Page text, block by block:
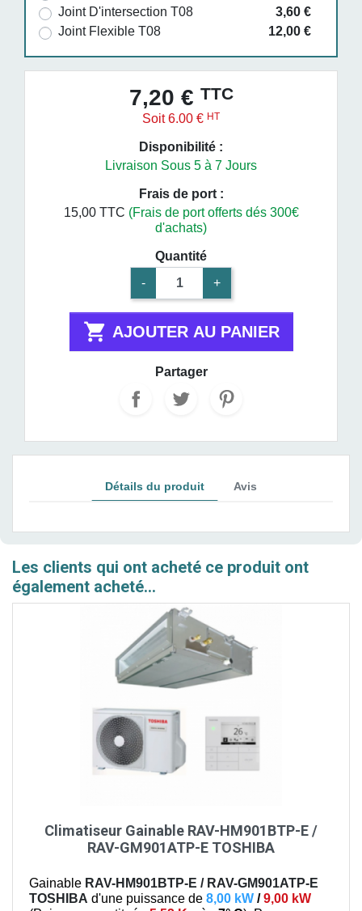
Joint D'intersection T08
3,60 €
Joint Flexible T08
12,00 €
7,20 € TTC
Soit 6.00 € HT
Disponibilité :
Livraison Sous 5 à 7 Jours
Frais de port :
15,00 TTC (Frais de port offerts dés 300€
d'achats)
Quantité
-
+
 AJOUTER AU PANIER
Partager
Détails du produit Avis
Les clients qui ont acheté ce produit ont
également acheté...
Climatiseur Gainable RAV-HM901BTP-E /
RAV-GM901ATP-E TOSHIBA
Gainable RAV-HM901BTP-E / RAV-GM901ATP-E
TOSHIBA d'une puissance de 8,00 kW /9,00 kW